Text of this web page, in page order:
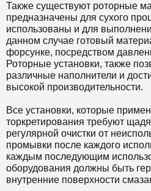
Также существуют роторные
предназначены для сухого
использованы и для
данном случае готовый
форсунке, посредством
Роторные установки, также
различные наполнители и
высокой производительности.
Все установки, которые
торкретирования требуют
регулярной очистки от
промывки после каждого
каждым последующим
оборудования должны быть
внутренние поверхности